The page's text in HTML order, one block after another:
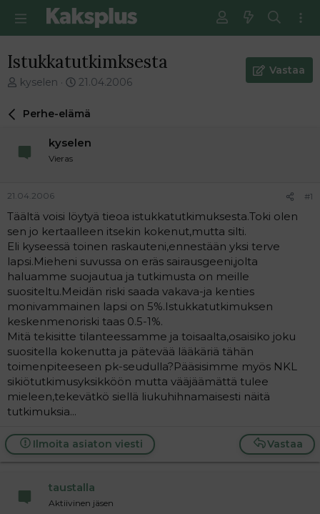
Istukkatutkimksesta
V
e
i
t
u
n
a
l
o
t
t
a
j
a
kyselen
E
s
m
n
v
i
e
s
t
21.04.2006
Vastaa
Perhe-elämä
kyselen
Vieras
21.04.2006 #1
Täältä voisi löytyä tieoa istukkatutkimuksesta.Toki olen
sen jo kertaalleen itsekin kokenut,mutta silti.
Eli kyseessä toinen raskauteni,ennestään yksi terve
lapsi.Mieheni suvussa on eräs sairausgeeni,jolta
haluamme suojautua ja tutkimusta on meille
suositeltu.Meidän riski saada vakava-ja kenties
monivammainen lapsi on 5%.Istukkatutkimuksen
keskenmenoriski taas 0.5-1%.
Mitä tekisitte tilanteessamme ja toisaalta,osaisiko joku
suositella kokenutta ja pätevää lääkäriä tähän
toimenpiteeseen pk-seudulla?Pääsisimme myös NKL
sikiötutkimusyksikköön mutta vääjäämättä tulee
mieleen,tekevätkö siellä liukuhihnamaisesti näitä
tutkimuksia...
Vastaa
Ilmoita asiaton viesti
taustalla
Aktiivinen jäsen